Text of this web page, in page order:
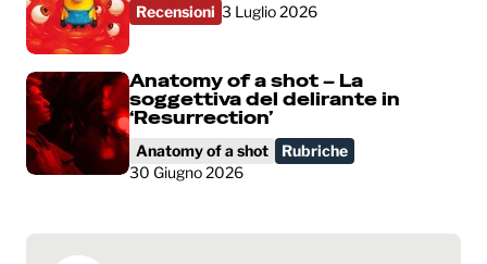
Recensioni 3 Luglio 2026
Anatomy of a shot – La
soggettiva del delirante in
‘Resurrection’
Anatomy of a shot
Rubriche
30 Giugno 2026